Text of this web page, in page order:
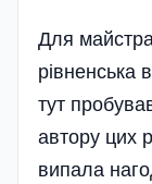
Для
рівненська
тут
автору цих
випала